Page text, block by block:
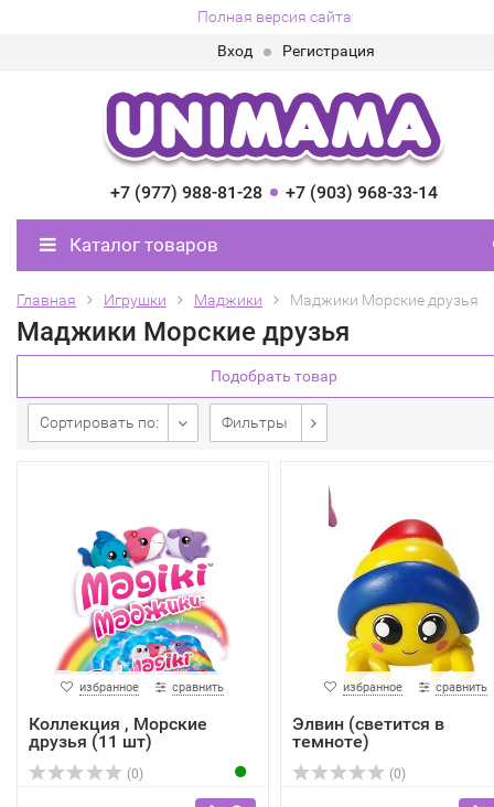
Полная версия сайта
Вход
Регистрация
+7 (977) 988-81-28 +7 (903) 968-33-14
Каталог товаров
Главная Игрушки Маджики Маджики Морские друзья
Маджики Морские друзья
Подобрать товар
Сортировать по: Фильтры
избранное сравнить
Коллекция , Морские
друзья (11 шт)
(0)
избранное сравнить
Элвин (светится в
темноте)
(0)